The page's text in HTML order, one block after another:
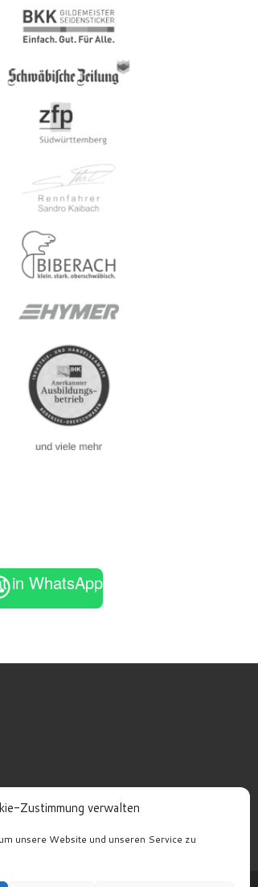
Zustimmung verwalten
unsere Website und unseren Service zu
in WhatsApp